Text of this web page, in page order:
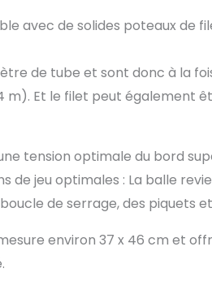
avec de solides poteaux de
de tube et sont donc à la
Et le filet peut également
tension optimale du bord
jeu optimales : La balle
de serrage, des
environ 37 x 46 cm et